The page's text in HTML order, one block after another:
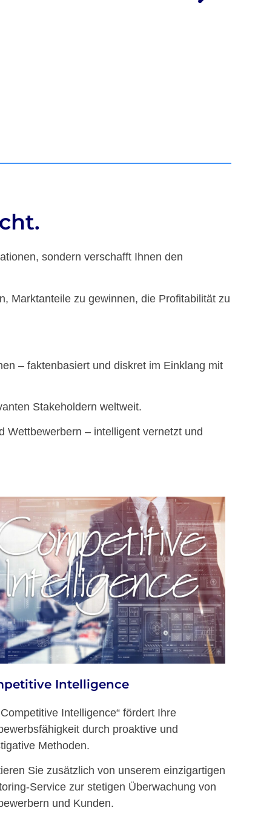
sondern verschafft Ihnen den
Marktanteile zu gewinnen, die Profitabilität zu
– faktenbasiert und diskret im Einklang mit
Stakeholdern weltweit.
Wettbewerbern – intelligent vernetzt und
Intelligence
Intelligence“ fördert Ihre
durch proaktive und
Methoden.
Sie zusätzlich von unserem einzigartigen
Service zur stetigen Überwachung von
und Kunden.